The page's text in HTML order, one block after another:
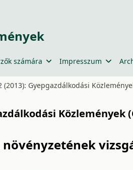
számára Impresszum
(2013): Gyepgazdálkodási
Közlemények